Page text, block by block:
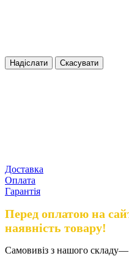
Надіслати Скасувати
Доставка
Оплата
Гарантія
Перед оплатою на
наявність товару!
Самовивіз з нашого